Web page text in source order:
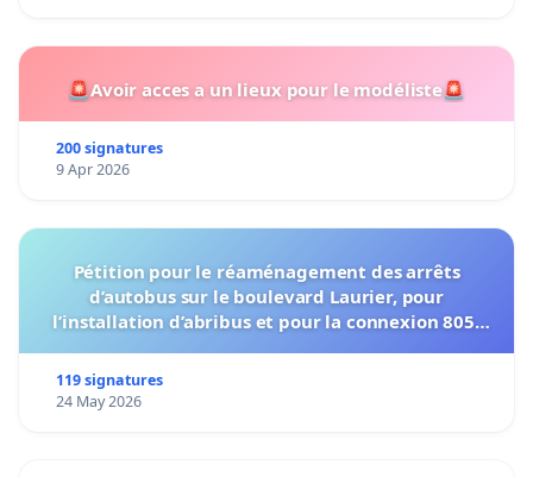
🚨Avoir acces a un lieux pour le modéliste🚨
200 signatures
9 Apr 2026
Pétition pour le réaménagement des arrêts
d’autobus sur le boulevard Laurier, pour
l’installation d’abribus et pour la connexion 805-
119 signatures
24 May 2026